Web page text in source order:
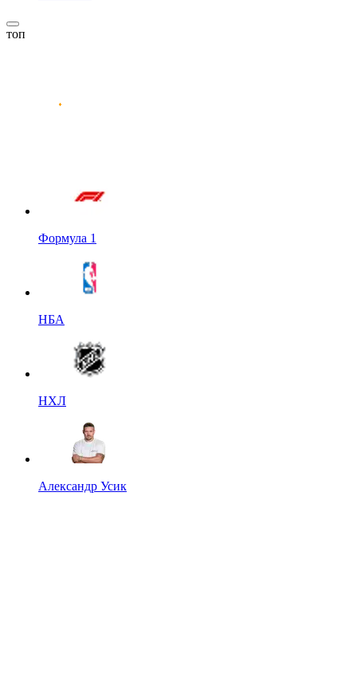
топ
Формула 1
НБА
НХЛ
Александр Усик